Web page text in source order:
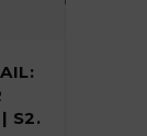
S2.